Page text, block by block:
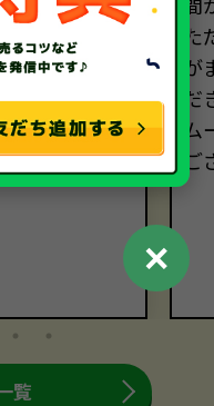
まるおもてな
うござい
た
ご
覧
✕